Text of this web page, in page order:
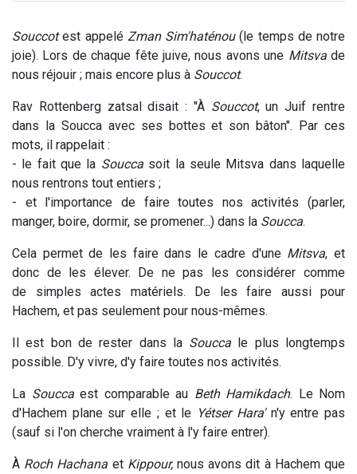
Souccotest appelé Zman Sim'haténou(le temps de notre
joie). Lors de chaque fête juive, nous avons une Mitsvade
nous réjouir ; mais encore plus à Souccot.
Rav Rottenberg zatsal disait : "À Souccot, un Juif rentre
dans la Soucca avec ses bottes et son bâton". Par ces
mots, il rappelait :
- le fait que la Souccasoit la seule Mitsva dans laquelle
nous rentrons tout entiers ;
- et l'importance de faire toutes nos activités (parler,
manger, boire, dormir, se promener...) dans la Soucca.
Cela permet de les faire dans le cadre d'une Mitsva, et
donc de les élever. De ne pas les considérer comme
de simples actes matériels. De les faire aussi pour
Hachem, et pas seulement pour nous-mêmes.
Il est bon de rester dans la Soucca le plus longtemps
possible. D'y vivre, d'y faire toutes nos activités.
La Souccaest comparable au Beth Hamikdach. Le Nom
d'Hachem plane sur elle ; et le Yétser Hara'n'y entre pas
(sauf si l'on cherche vraiment à l'y faire entrer).
À Roch Hachana et Kippour,nous avons dit à Hachem que